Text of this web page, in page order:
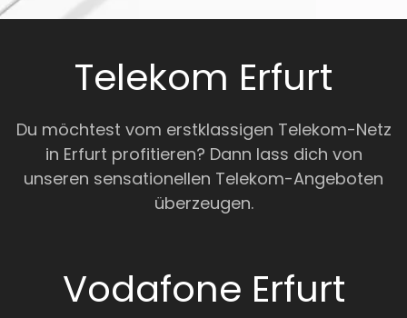
Telekom Erfurt
Du möchtest vom erstklassigen Telekom-Netz
in Erfurt profitieren? Dann lass dich von
unseren sensationellen Telekom-Angeboten
überzeugen.
Vodafone Erfurt